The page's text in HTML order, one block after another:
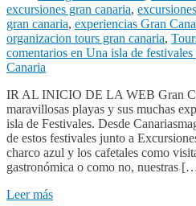
excursiones gran canaria,
gran canaria, experiencias Gran
organizacion tours gran canaria,
comentarios en Una isla de
Canaria
IR AL INICIO DE LA WEB Gran
maravillosas playas y sus muchas
isla de Festivales. Desde
de estos festivales junto a
charco azul y los cafetales como
gastronómica o como no, nuestras
Leer más